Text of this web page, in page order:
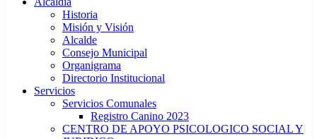
Historia
Misión y Visión
Alcalde
Consejo Municipal
Organigrama
Directorio Institucional
Servicios
Servicios Comunales
Registro Canino 2023
CENTRO DE APOYO PSICOLOGICO SOCIAL Y